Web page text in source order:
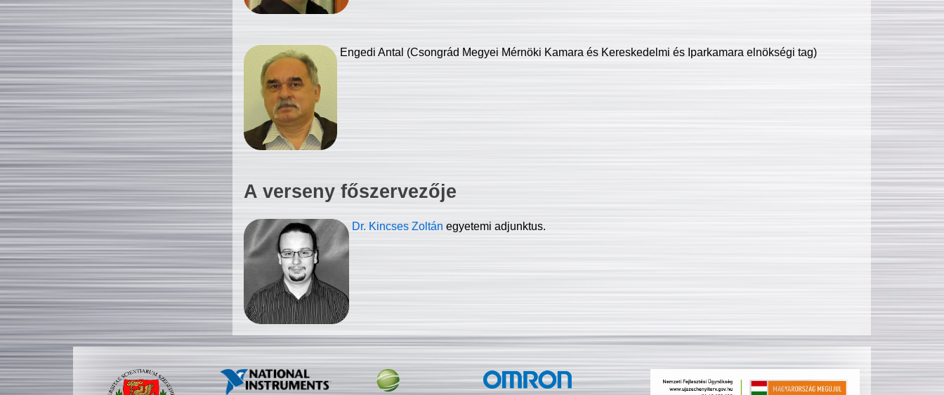
Engedi Antal (Csongrád Megyei Mérnöki Kamara és Kereskedelmi és Iparkamara elnökségi tag)
A verseny főszervezője
Dr. Kincses Zoltán egyetemi adjunktus.